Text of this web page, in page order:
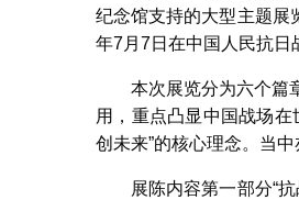
纪念馆支持的大型主题展
年7月7日在中国人民抗日
本次展览分为六个篇
用，重点凸显中国战场
创未来”的核心理念。当
展陈内容第一部分“